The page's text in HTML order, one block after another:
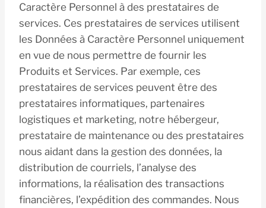
Caractère Personnel à des prestataires de
services. Ces prestataires de services utilisent
les Données à Caractère Personnel uniquement
en vue de nous permettre de fournir les
Produits et Services. Par exemple, ces
prestataires de services peuvent être des
prestataires informatiques, partenaires
logistiques et marketing, notre hébergeur,
prestataire de maintenance ou des prestataires
nous aidant dans la gestion des données, la
distribution de courriels, l’analyse des
informations, la réalisation des transactions
financières, l’expédition des commandes. Nous